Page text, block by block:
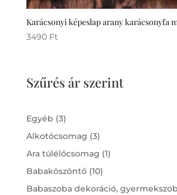
Karácsonyi képeslap arany karácsonyfa
3490 Ft
Szűrés ár szerint
Egyéb 33
products
Alkotócsomag 33
products
Ara túlélőcsomag 11
Babaköszöntő 1010
products
Babaszoba dekoráció,